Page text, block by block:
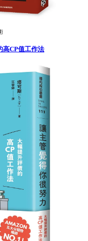
高CP值工作法